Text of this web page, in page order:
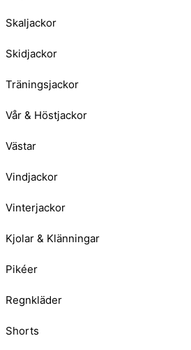
Skaljackor
Skidjackor
Träningsjackor
Vår & Höstjackor
Västar
Vindjackor
Vinterjackor
Kjolar & Klänningar
Pikéer
Regnkläder
Shorts